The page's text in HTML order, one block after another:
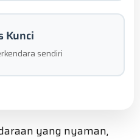
Kunci
sendiri
yang nyaman,